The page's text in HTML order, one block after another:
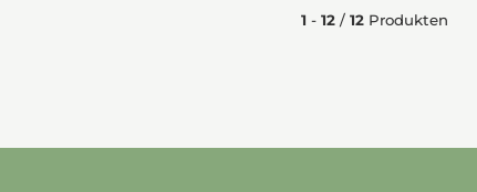
1 - 12/ 12Produkten